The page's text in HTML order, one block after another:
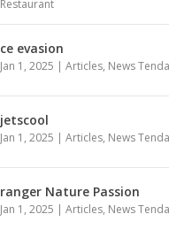
Restaurant
ce evasion
Jan 1, 2025 |Articles, News
jetscool
Jan 1, 2025 |Articles, News
ranger Nature Passion
Jan 1, 2025 |Articles, News